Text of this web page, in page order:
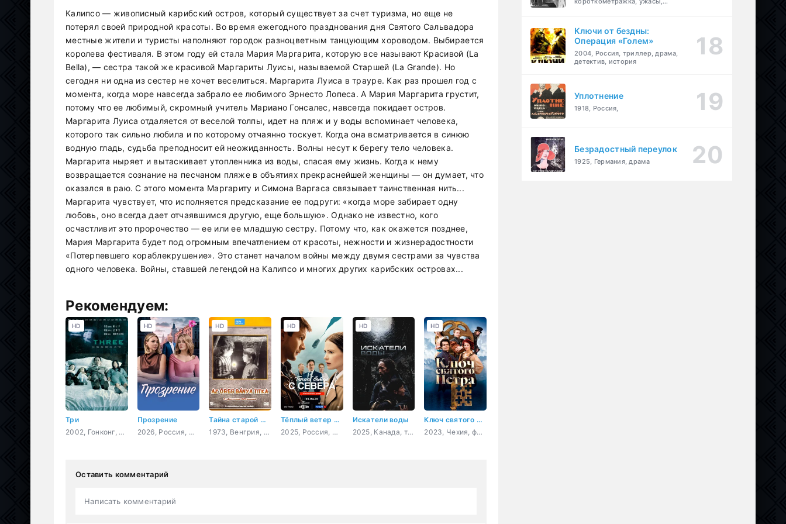
Калипсо — живописный карибский остров, который существует за счет туризма, но еще не
потерял своей природной красоты. Во время ежегодного празднования дня Святого Сальвадора
местные жители и туристы наполняют городок разноцветным танцующим хороводом. Выбирается
королева фестиваля. В этом году ей стала Мария Маргарита, которую все называют Красивой (La
Bella), — сестра такой же красивой Маргариты Луисы, называемой Старшей (La Grande). Но
сегодня ни одна из сестер не хочет веселиться. Маргарита Луиса в трауре. Как раз прошел год с
момента, когда море навсегда забрало ее любимого Эрнесто Лопеса. А Мария Маргарита грустит,
потому что ее любимый, скромный учитель Мариано Гонсалес, навсегда покидает остров.
Маргарита Луиса отдаляется от веселой толпы, идет на пляж и у воды вспоминает человека,
которого так сильно любила и по которому отчаянно тоскует. Когда она всматривается в синюю
водную гладь, судьба преподносит ей неожиданность. Волны несут к берегу тело человека.
Маргарита ныряет и вытаскивает утопленника из воды, спасая ему жизнь. Когда к нему
возвращается сознание на песчаном пляже в объятиях прекраснейшей женщины — он думает, что
оказался в раю. С этого момента Маргариту и Симона Варгаса связывает таинственная нить...
Маргарита чувствует, что исполняется предсказание ее подруги: «когда море забирает одну
любовь, оно всегда дает отчаявшимся другую, еще большую». Однако не известно, кого
осчастливит это пророчество — ее или ее младшую сестру. Потому что, как окажется позднее,
Мария Маргарита будет под огромным впечатлением от красоты, нежности и жизнерадостности
«Потерпевшего кораблекрушение». Это станет началом войны между двумя сестрами за чувства
одного человека. Войны, ставшей легендой на Калипсо и многих других карибских островах...
Рекомендуем:
Три
2002, Гонконг, Корея Южная, Таиланд, ужасы, боевик, драма
HD
Прозрение
2026, Россия, мелодрама
HD
Тайна старой шахты
1973, Венгрия, приключения
HD
Тёплый ветер с севера
2025, Россия, мелодрама
HD
Искатели воды
2025, Канада, триллер
HD
Ключ святого Петра
2023, Чехия, фэнтези, комедия, семейный
HD
Оставить комментарий
Написать комментарий
Ключи от бездны:
Операция «Голем»
2004, Россия, триллер, драма,
детектив, история
Уплотнение
1918, Россия,
Безрадостный переулок
1925, Германия, драма